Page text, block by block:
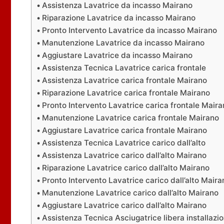
Assistenza Lavatrice da incasso Mairano
Riparazione Lavatrice da incasso Mairano
Pronto Intervento Lavatrice da incasso Mairano
Manutenzione Lavatrice da incasso Mairano
Aggiustare Lavatrice da incasso Mairano
Assistenza Tecnica Lavatrice carica frontale
Assistenza Lavatrice carica frontale Mairano
Riparazione Lavatrice carica frontale Mairano
Pronto Intervento Lavatrice carica frontale
Manutenzione Lavatrice carica frontale Mairano
Aggiustare Lavatrice carica frontale Mairano
Assistenza Tecnica Lavatrice carico dall’alto
Assistenza Lavatrice carico dall’alto Mairano
Riparazione Lavatrice carico dall’alto Mairano
Pronto Intervento Lavatrice carico dall’alto
Manutenzione Lavatrice carico dall’alto Mairano
Aggiustare Lavatrice carico dall’alto Mairano
Assistenza Tecnica Asciugatrice libera